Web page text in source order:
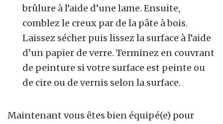
brûlure à l’aide d’une lame. Ensuite,
comblez le creux par de la pâte à bois.
Laissez sécher puis lissez la surface à l’aide
d’un papier de verre. Terminez en couvrant
de peinture si votre surface est peinte ou
de cire ou de vernis selon la surface.
Maintenant vous êtes bien équipé(e) pour